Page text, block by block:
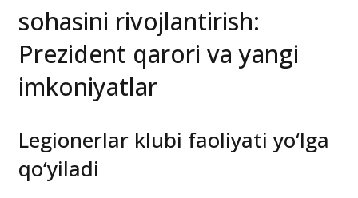
sohasini rivojlantirish:
Prezident qarori va yangi
imkoniyatlar
Legionerlar klubi faoliyati yo‘lga
qo‘yiladi